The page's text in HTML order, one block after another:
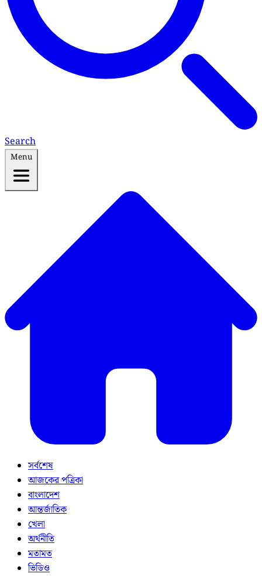
Search
Menu
সর্বশেষ
আজকের পত্রিকা
বাংলাদেশ
আন্তর্জাতিক
খেলা
অর্থনীতি
মতামত
ভিডিও